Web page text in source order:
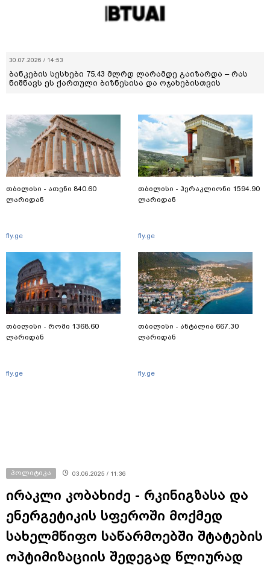
30.07.2026 / 14:53
ბანკების სესხები 75.43 მლრდ ლარამდე გაიზარდა – რას
ნიშნავს ეს ქართული ბიზნესისა და ოჯახებისთვის
თბილისი - ათენი 840.60
ლარიდან
fly.ge
თბილისი - რომი 1368.60
ლარიდან
fly.ge
თბილისი - ჰერაკლიონი 1594.90
ლარიდან
fly.ge
თბილისი - ანტალია 667.30
ლარიდან
fly.ge
პოლიტიკა 03.06.2025 / 11:36
ირაკლი კობახიძე - რკინიგზასა და
ენერგეტიკის სფეროში მოქმედ
სახელმწიფო საწარმოებში შტატების
ოპტიმიზაციის შედეგად წლიურად